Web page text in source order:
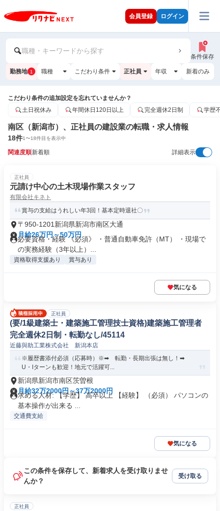
会員登録 ログイン
職種・キーワードから探す
条件保存
勤務地 1 職種 こだわり条件 正社員 年収 新着のみ
こだわり条件の追加設定を忘れていませんか？
土日祝休み
年間休日120日以上 完全週休2日制 学歴
南区（新潟市）、正社員の建設業の転職・求人情報
18件1〜18件目を表示中
関連度順新着順 詳細表示
正社員
元請け中心の土木現場作業スタッフ
有限会社キネト
賞与の支給はうれしい年3回！基本定時退社〇
〒950-1201新潟県新潟市南区大通
月給26万円～50万円
必要資格・経験 《必須》 ・普通自動車免許（MT） ・現場で
の実務経験（3年以上）...
資格取得支援あり 賞与あり
気になる
正社員
(要/1級建築士・建築施工管理技士資格)建築施工管理者
完全週休2日制・転勤なし/45114
近藤與助工業株式会社 新潟本店
※履歴書添付必須（応募時）※➡ 転勤・長期出張は無し！➡
U・Iターンも歓迎！地元で活躍可...
新潟県新潟市南区茨曽根
月給32万2000円～37万2000円
求める人材: 【学歴】 高卒以上 【経験】 （必須） パソコンの
基本操作が出来る ...
交通費支給
気になる
この条件を保存して、新着求人を受け取りませ
んか？
受け取る
正社員